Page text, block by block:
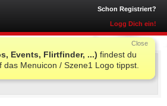
Schon Registriert?
Logg Dich ein!
Events, Flirtfinder, ...) findest du
Menuicon / Szene1 Logo tippst.
Close
yea